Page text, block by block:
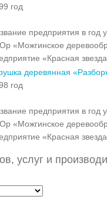
год
предприятия в год
«Можгинское
«Красная
деревянная
год
предприятия в год
«Можгинское
«Красная
услуг и